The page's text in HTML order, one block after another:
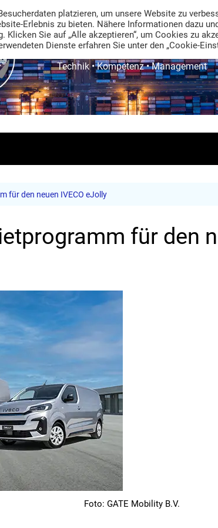
TRANS LOGISTIK
Technik • Kompetenz • Management
für den neuen IVECO eJolly
für den
Foto: GATE Mobility B.V.
platzieren, um unsere Website zu
Erlebnis zu bieten. Nähere Informationen dazu
Sie auf „Alle akzeptieren“, um Cookies zu
Dienste erfahren Sie unter den „Cookie-